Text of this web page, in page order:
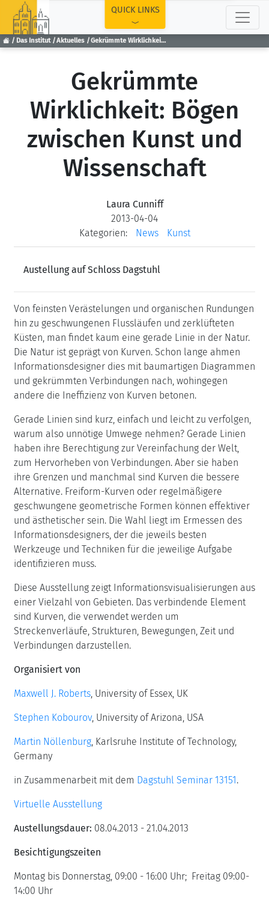
Das Institut Aktuelles Gekrümmte Wirklichkeit: Bögen zwischen Kunst und Wissenschaft
QUICK LINKS
Gekrümmte
Wirklichkeit: Bögen
zwischen Kunst und
Wissenschaft
Laura Cunniff
2013-04-04
Kategorien:
News Kunst
Austellung auf Schloss Dagstuhl
Von feinsten Verästelungen und organischen Rundungen
hin zu geschwungenen Flussläufen und zerklüfteten
Küsten, man findet kaum eine gerade Linie in der Natur.
Die Natur ist geprägt von Kurven. Schon lange ahmen
Informationsdesigner dies mit baumartigen Diagrammen
und gekrümmten Verbindungen nach, wohingegen
andere die Ineffizienz von Kurven betonen.
Gerade Linien sind kurz, einfach und leicht zu verfolgen,
warum also unnötige Umwege nehmen? Gerade Linien
haben ihre Berechtigung zur Vereinfachung der Welt,
zum Hervorheben von Verbindungen. Aber sie haben
ihre Grenzen und manchmal sind Kurven die bessere
Alternative. Freiform-Kurven oder regelmäßigere
geschwungene geometrische Formen können effektiver
und ästhetischer sein. Die Wahl liegt im Ermessen des
Informationsdesigners, der die jeweils besten
Werkzeuge und Techniken für die jeweilige Aufgabe
identifizieren muss.
Diese Ausstellung zeigt Informationsvisualisierungen aus
einer Vielzahl von Gebieten. Das verbindende Element
sind Kurven, die verwendet werden um
Streckenverläufe, Strukturen, Bewegungen, Zeit und
Verbindungen darzustellen.
Organisiert von
Maxwell J. Roberts, University of Essex, UK
Stephen Kobourov, University of Arizona, USA
Martin Nöllenburg, Karlsruhe Institute of Technology,
Germany
in Zusammenarbeit mit dem Dagstuhl Seminar 13151.
Virtuelle Ausstellung
Austellungsdauer: 08.04.2013 - 21.04.2013
Besichtigungszeiten
Montag bis Donnerstag, 09:00 - 16:00 Uhr; Freitag 09:00-
14:00 Uhr